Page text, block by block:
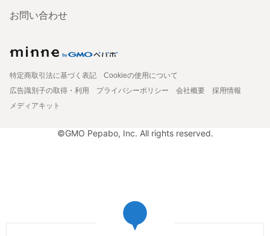
お問い合わせ
特定商取引法に基づく表記
Cookieの使用について
広告識別子の取得・利用
プライバシーポリシー 会社概要
採用情報
メディアキット
©GMO Pepabo, Inc. All rights reserved.